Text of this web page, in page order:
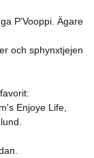
P'Vooppi. Ägare
och sphynxtjejen
Enjoye Life,